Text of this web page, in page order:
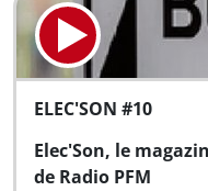
ELEC'SON #10
Elec'Son, le
de Radio PFM